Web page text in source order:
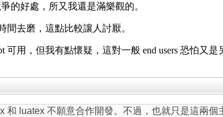
的好處，所又我還是滿樂觀的。
間去磨，這點比較讓人討厭。
可用，但我有點懷疑，這對一般 end users 恐怕又
和 luatex 不願意合作開發。不過，也就只是這兩